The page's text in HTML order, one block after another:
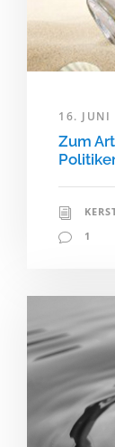
16. JUNI
Zum
1